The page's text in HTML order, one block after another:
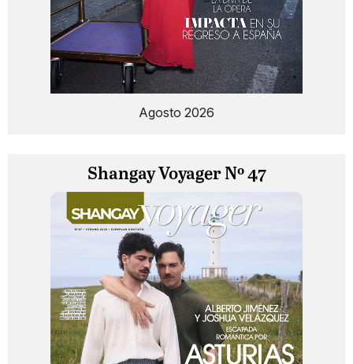
Agosto 2026
Shangay Voyager Nº 47